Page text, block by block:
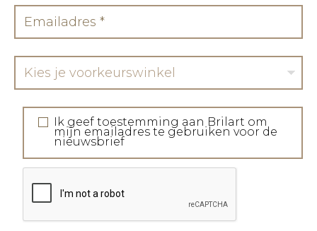
Kies je voorkeurswinkel
Ik geef toestemming aan Brilart om
mijn emailadres te gebruiken voor de
nieuwsbrief